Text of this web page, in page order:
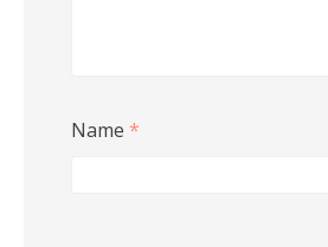
Name *